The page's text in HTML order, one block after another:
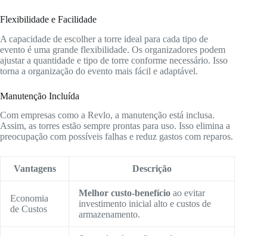
Flexibilidade e Facilidade
A capacidade de escolher a torre ideal para cada tipo de
evento é uma grande flexibilidade. Os organizadores podem
ajustar a quantidade e tipo de torre conforme necessário. Isso
torna a organização do evento mais fácil e adaptável.
Manutenção Incluída
Com empresas como a Revlo, a manutenção está inclusa.
Assim, as torres estão sempre prontas para uso. Isso elimina a
preocupação com possíveis falhas e reduz gastos com reparos.
Vantagens Descrição
Economia
de Custos
Melhor custo-benefício ao evitar
investimento inicial alto e custos de
armazenamento.